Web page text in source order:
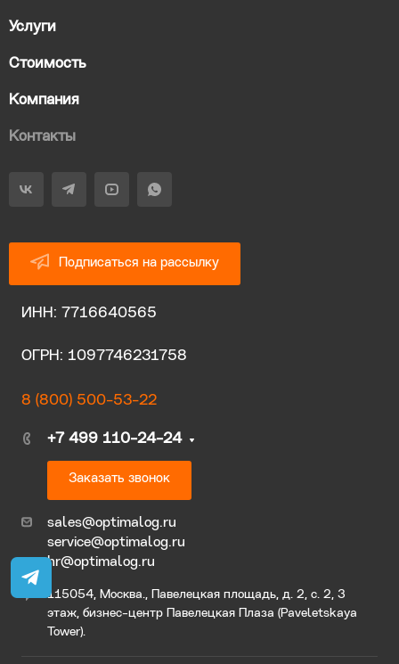
Услуги
Стоимость
Компания
Контакты
Подписаться на рассылку
ИНН: 7716640565
ОГРН: 1097746231758
8 (800) 500-53-22
+7 499 110-24-24
Заказать звонок
sales@optimalog.ru
service@optimalog.ru
hr@optimalog.ru
115054, Москва., Павелецкая площадь, д. 2, с. 2, 3
этаж, бизнес-центр Павелецкая Плаза (Paveletskaya
Tower).